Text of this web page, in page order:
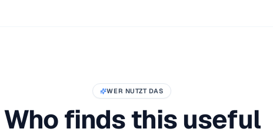
WER NUTZT DAS
Who finds this useful